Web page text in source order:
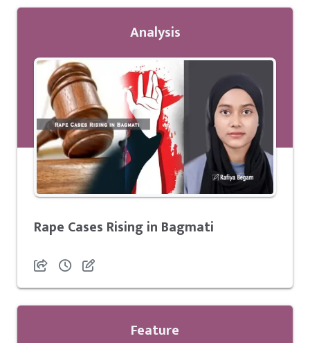
Analysis
Rape Cases Rising in Bagmati
Feature